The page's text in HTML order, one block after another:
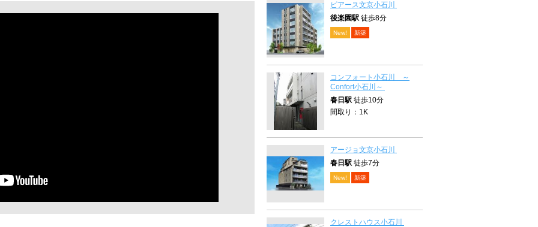
ピアース文京小石川
後楽園駅 徒歩8分
New! 新築
コンフォート小石川 ～
Confort小石川～
春日駅 徒歩10分
間取り： 1K
アージョ文京小石川
春日駅 徒歩7分
New! 新築
クレストハウス小石川